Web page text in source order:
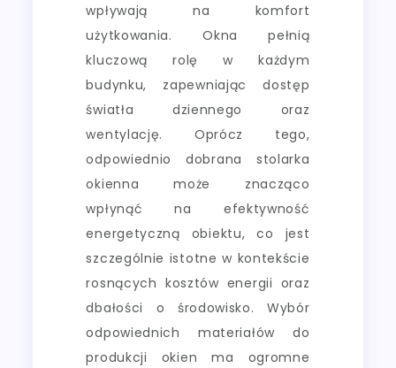
wpływają na komfort
użytkowania. Okna pełnią
kluczową rolę w każdym
budynku, zapewniając dostęp
światła dziennego oraz
wentylację. Oprócz tego,
odpowiednio dobrana stolarka
okienna może znacząco
wpłynąć na efektywność
energetyczną obiektu, co jest
szczególnie istotne w kontekście
rosnących kosztów energii oraz
dbałości o środowisko. Wybór
odpowiednich materiałów do
produkcji okien ma ogromne